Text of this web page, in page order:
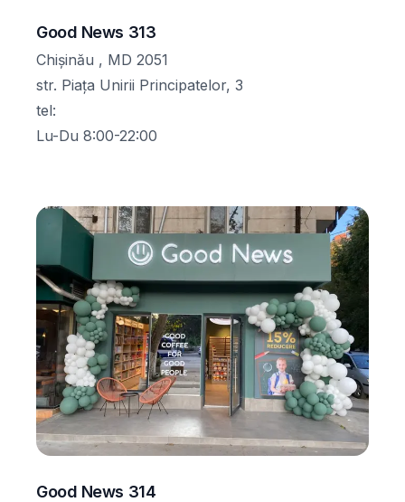
Good News 313
Chișinău , MD 2051
str. Piața Unirii Principatelor, 3
tel:
Lu-Du 8:00-22:00
Good News 314